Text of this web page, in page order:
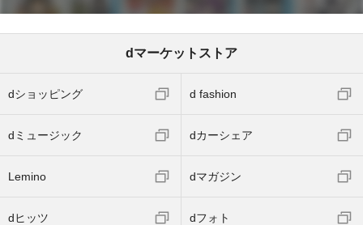
dマーケットストア
dショッピング d fashion
dミュージック dカーシェア
Lemino dマガジン
dヒッツ dフォト